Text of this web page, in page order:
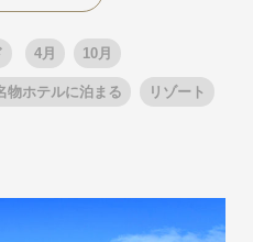
ク
年末年始
夢の休日 国内旅行
4月 10月
物ホテルに泊まる リゾート